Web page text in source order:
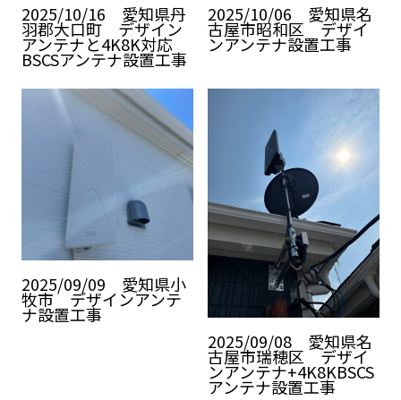
2025/10/16 愛知県丹
羽郡大口町 デザイン
アンテナと4K8K対応
BSCSアンテナ設置工事
2025/10/06 愛知県名
古屋市昭和区 デザイ
ンアンテナ設置工事
2025/09/09 愛知県小
牧市 デザインアンテ
ナ設置工事
2025/09/08 愛知県名
古屋市瑞穂区 デザイ
ンアンテナ+4K8KBSCS
アンテナ設置工事